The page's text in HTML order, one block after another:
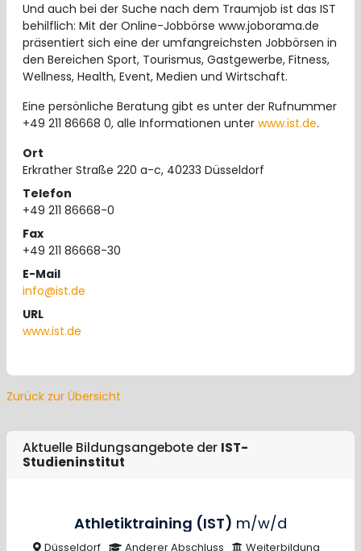
Und auch bei der Suche nach dem Traumjob ist das IST
behilflich: Mit der Online-Jobbörse www.joborama.de
präsentiert sich eine der umfangreichsten Jobbörsen in
den Bereichen Sport, Tourismus, Gastgewerbe, Fitness,
Wellness, Health, Event, Medien und Wirtschaft.
Eine persönliche Beratung gibt es unter der Rufnummer
+49 211 86668 0, alle Informationen unter www.ist.de.
Ort
Erkrather Straße 220 a-c, 40233 Düsseldorf
Telefon
+49 211 86668-0
Fax
+49 211 86668-30
E-Mail
info@ist.de
URL
www.ist.de
Zurück zur Übersicht
Aktuelle Bildungsangebote der IST-
Studieninstitut
Athletiktraining (IST) m/w/d
Düsseldorf Anderer Abschluss Weiterbildung